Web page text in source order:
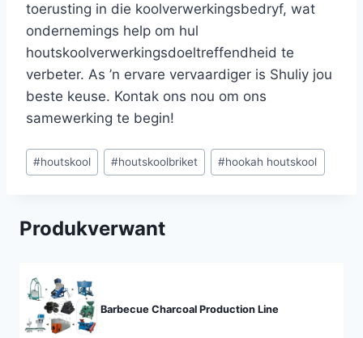
toerusting in die koolverwerkingsbedryf, wat
ondernemings help om hul
houtskoolverwerkingsdoeltreffendheid te
verbeter. As ’n ervare vervaardiger is Shuliy jou
beste keuse. Kontak ons nou om ons
samewerking te begin!
Post
Tags:
#houtskool #houtskoolbriket #hookah houtskool
Produkverwant
Barbecue Charcoal Production Line